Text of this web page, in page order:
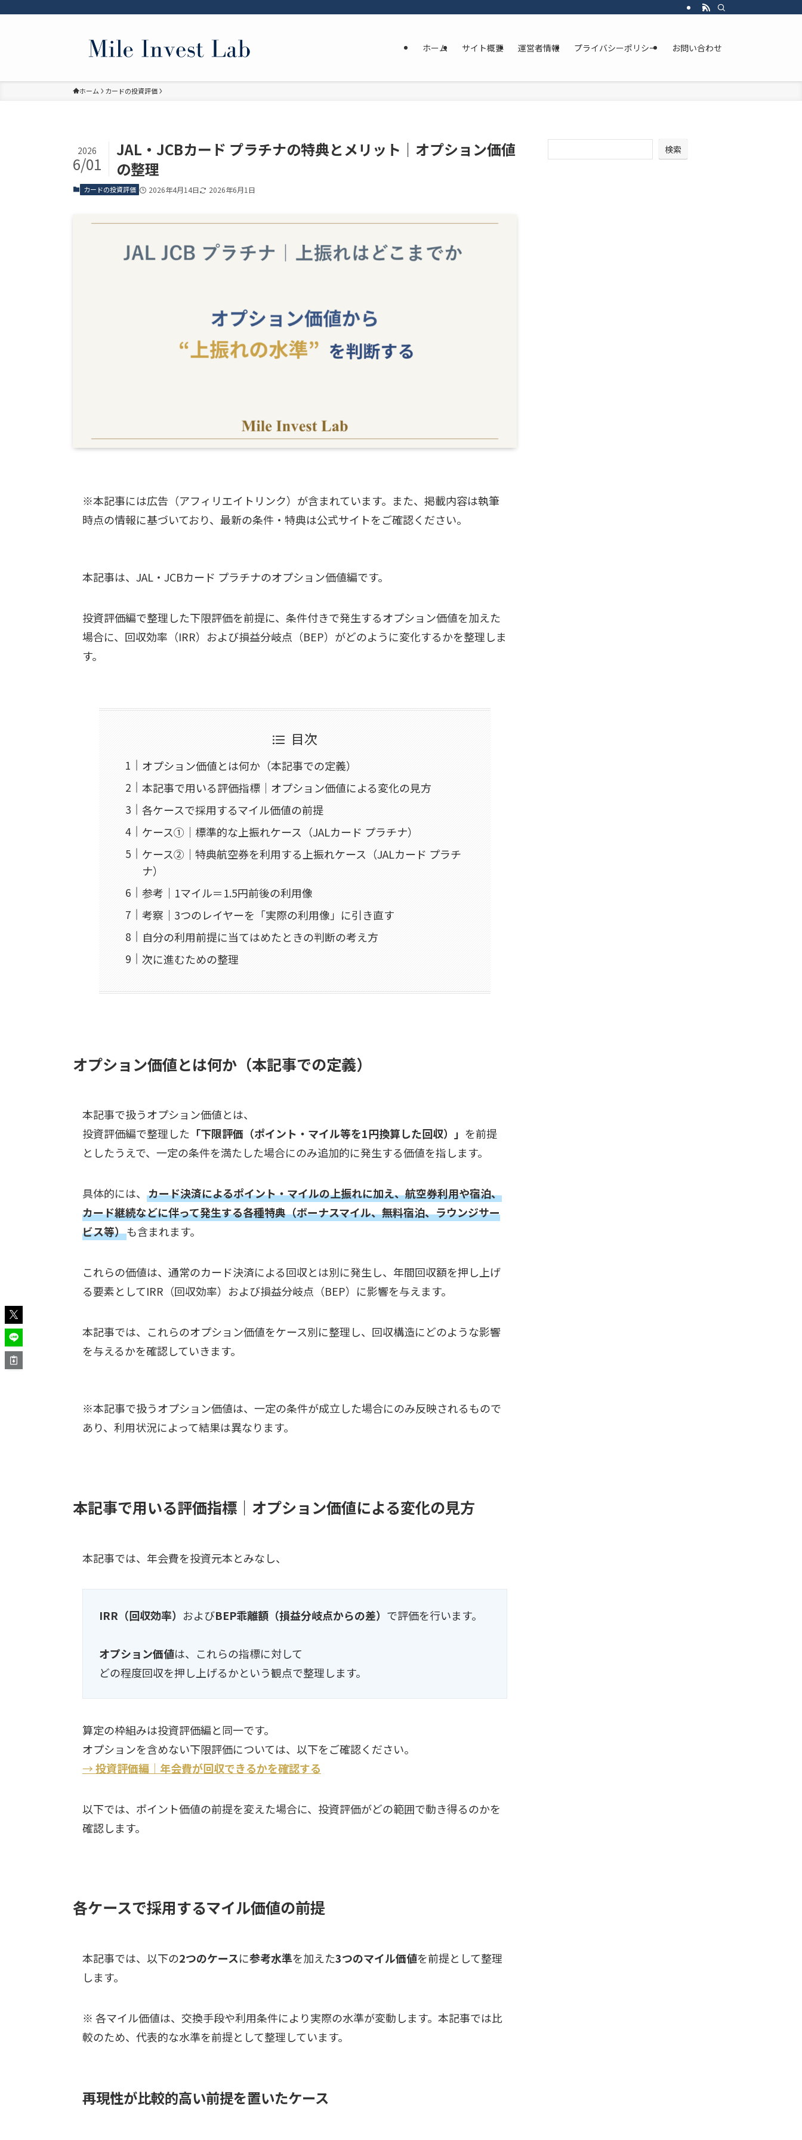
ホーム サイト概要 運営者情報 プライバシーポリシー お問い合わせ
ホーム カードの投資評価
JAL・JCBカード プラチナの特典とメリット｜オプション価値
の整理
2026
6/01
カードの投資評価 2026年4月14日 2026年6月1日
※本記事には広告（アフィリエイトリンク）が含まれています。また、掲載内容は執筆
時点の情報に基づいており、最新の条件・特典は公式サイトをご確認ください。
本記事は、JAL・JCBカード プラチナのオプション価値編です。
投資評価編で整理した下限評価を前提に、条件付きで発生するオプション価値を加えた
場合に、回収効率（IRR）および損益分岐点（BEP）がどのように変化するかを整理しま
す。
目次
オプション価値とは何か（本記事での定義）
本記事で用いる評価指標｜オプション価値による変化の見方
各ケースで採用するマイル価値の前提
ケース①｜標準的な上振れケース（JALカード プラチナ）
ケース②｜特典航空券を利用する上振れケース（JALカード プラチ
ナ）
参考｜1マイル＝1.5円前後の利用像
考察｜3つのレイヤーを「実際の利用像」に引き直す
自分の利用前提に当てはめたときの判断の考え方
次に進むための整理
オプション価値とは何か（本記事での定義）
本記事で扱うオプション価値とは、
投資評価編で整理した 「下限評価（ポイント・マイル等を1円換算した回収）」 を前提
としたうえで、一定の条件を満たした場合にのみ追加的に発生する価値を指します。
具体的には、 カード決済によるポイント・マイルの上振れに加え、航空券利用や宿泊、
カード継続などに伴って発生する各種特典（ボーナスマイル、無料宿泊、ラウンジサー
ビス等）も含まれます。
これらの価値は、通常のカード決済による回収とは別に発生し、年間回収額を押し上げ
る要素としてIRR（回収効率）および損益分岐点（BEP）に影響を与えます。
本記事では、これらのオプション価値をケース別に整理し、回収構造にどのような影響
を与えるかを確認していきます。
※本記事で扱うオプション価値は、一定の条件が成立した場合にのみ反映されるもので
あり、利用状況によって結果は異なります。
本記事で用いる評価指標｜オプション価値による変化の見方
本記事では、年会費を投資元本とみなし、
IRR（回収効率） およびBEP乖離額（損益分岐点からの差） で評価を行います。
オプション価値は、これらの指標に対して
どの程度回収を押し上げるかという観点で整理します。
算定の枠組みは投資評価編と同一です。
オプションを含めない下限評価については、以下をご確認ください。
→投資評価編｜年会費が回収できるかを確認する
以下では、ポイント価値の前提を変えた場合に、投資評価がどの範囲で動き得るのかを
確認します。
各ケースで採用するマイル価値の前提
本記事では、以下の2つのケースに参考水準を加えた3つのマイル価値を前提として整理
します。
※ 各マイル価値は、交換手段や利用条件により実際の水準が変動します。本記事では比
較のため、代表的な水準を前提として整理しています。
再現性が比較的高い前提を置いたケース
検索